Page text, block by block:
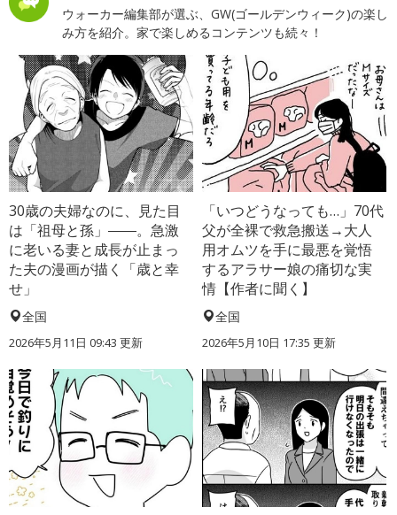
ウォーカー編集部が選ぶ、GW(ゴールデンウィーク)の楽し
み方を紹介。家で楽しめるコンテンツも続々！
30歳の夫婦なのに、見た目
は「祖母と孫」――。急激
に老いる妻と成長が止まっ
た夫の漫画が描く「歳と幸
せ」
全国
2026年5月11日 09:43 更新
「いつどうなっても…」70代
父が全裸で救急搬送→大人
用オムツを手に最悪を覚悟
するアラサー娘の痛切な実
情【作者に聞く】
全国
2026年5月10日 17:35 更新